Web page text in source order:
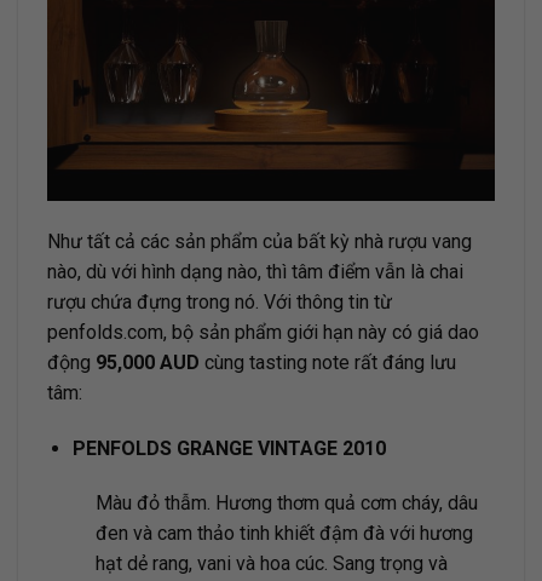
Như tất cả các sản phẩm của bất kỳ nhà rượu vang
nào, dù với hình dạng nào, thì tâm điểm vẫn là chai
rượu chứa đựng trong nó. Với thông tin từ
penfolds.com, bộ sản phẩm giới hạn này có giá dao
động 95,000 AUD cùng tasting note rất đáng lưu
tâm:
PENFOLDS GRANGE VINTAGE 2010
Màu đỏ thẫm. Hương thơm quả cơm cháy, dâu
đen và cam thảo tinh khiết đậm đà với hương
hạt dẻ rang, vani và hoa cúc. Sang trọng và